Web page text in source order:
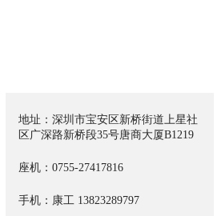
地址：深圳市宝安区新桥街道上星社
区广深路新桥段35号唐商大厦B1219
座机：0755-27417816
手机：康工 13823289797​